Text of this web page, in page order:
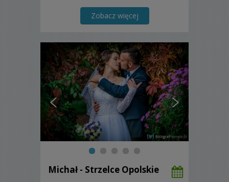
Zobacz więcej
Michał - Strzelce Opolskie